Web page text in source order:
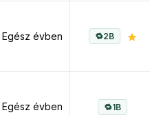
Egész évben 2B
Egész évben 1B